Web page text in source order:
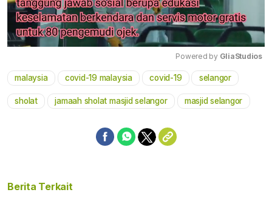
Mute
Powered by GliaStudios
malaysia covid-19 malaysia covid-19 selangor
sholat jamaah sholat masjid selangor masjid selangor
Berita Terkait